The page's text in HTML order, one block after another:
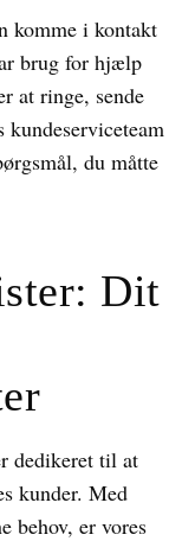
komme i kontakt
brug for hjælp
at ringe, sende
du måtte
Dit
dedikeret til at
kunder. Med
behov, er vores